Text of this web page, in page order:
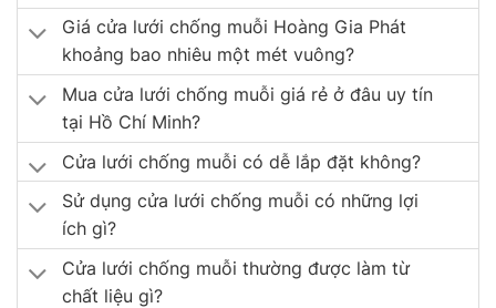
Giá cửa lưới chống muỗi Hoàng Gia Phát
khoảng bao nhiêu một mét vuông?
Mua cửa lưới chống muỗi giá rẻ ở đâu uy tín
tại Hồ Chí Minh?
Cửa lưới chống muỗi có dễ lắp đặt không?
Sử dụng cửa lưới chống muỗi có những lợi
ích gì?
Cửa lưới chống muỗi thường được làm từ
chất liệu gì?